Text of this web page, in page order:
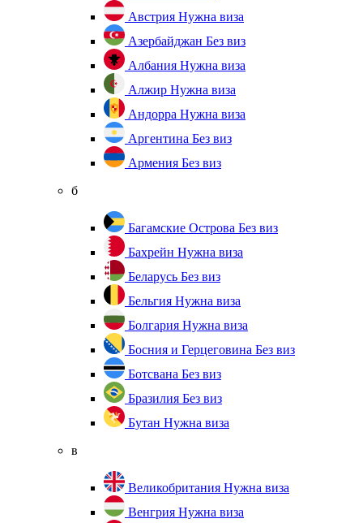
Австрия Нужна виза
Азербайджан Без виз
Албания Нужна виза
Алжир Нужна виза
Андорра Нужна виза
Аргентина Без виз
Армения Без виз
б
Багамские Острова Без виз
Бахрейн Нужна виза
Беларусь Без виз
Бельгия Нужна виза
Болгария Нужна виза
Босния и Герцеговина Без виз
Ботсвана Без виз
Бразилия Без виз
Бутан Нужна виза
в
Великобритания Нужна виза
Венгрия Нужна виза